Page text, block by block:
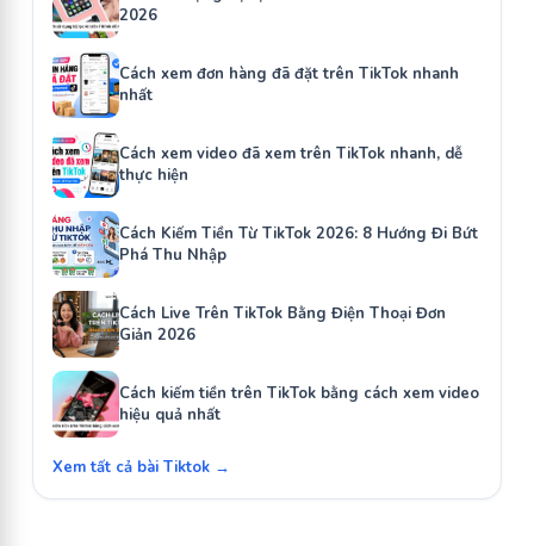
2026
Cách xem đơn hàng đã đặt trên TikTok nhanh
nhất
Cách xem video đã xem trên TikTok nhanh, dễ
thực hiện
Cách Kiếm Tiền Từ TikTok 2026: 8 Hướng Đi Bứt
Phá Thu Nhập
Cách Live Trên TikTok Bằng Điện Thoại Đơn
Giản 2026
Cách kiếm tiền trên TikTok bằng cách xem video
hiệu quả nhất
Xem tất cả bài Tiktok →